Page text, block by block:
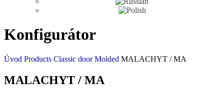
Konfigurátor
Úvod Products Classic doorMolded MALACHYT / MA
MALACHYT / MA